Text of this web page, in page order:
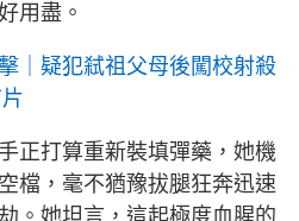
用盡。
｜疑犯弒祖父母後闖校射殺
正打算重新裝填彈藥，她機
檔，毫不猶豫拔腿狂奔迅速